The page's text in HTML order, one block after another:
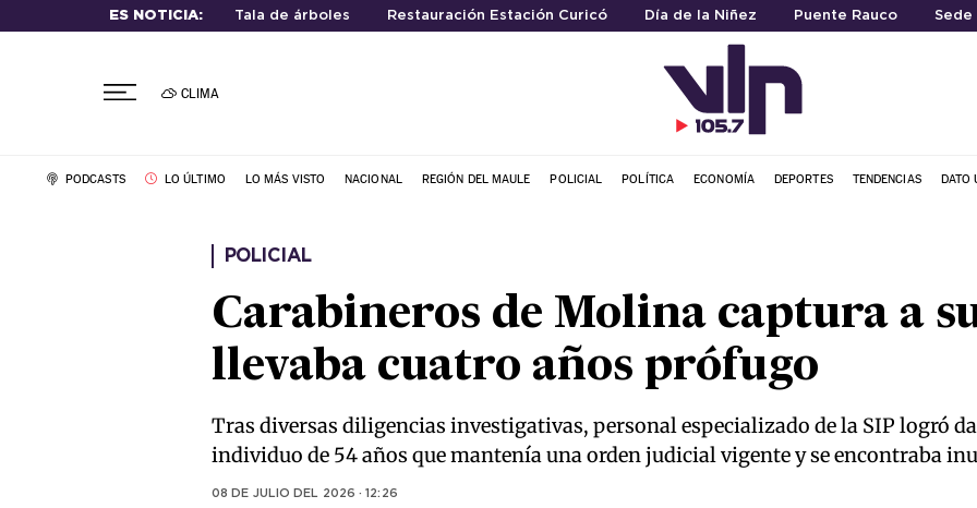
ES NOTICIA: Tala de árboles Restauración Estación Curicó Día de la Niñez Puente Rauco Sede
CLIMA
PODCASTS LO ÚLTIMO LO MÁS VISTO NACIONAL REGIÓN DEL MAULE POLICIAL POLÍTICA ECONOMÍA DEPORTES TENDENCIAS DATO
POLICIAL
Carabineros de Molina captura a
llevaba cuatro años prófugo
Tras diversas diligencias investigativas, personal especializado de la SIP logró
individuo de 54 años que mantenía una orden judicial vigente y se encontraba
08 DE JULIO DEL 2026 · 12:26